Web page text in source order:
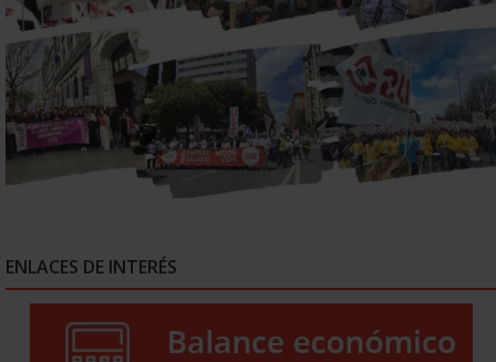
ENLACES DE INTERÉS